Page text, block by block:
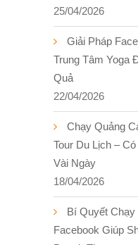
25/04/2026
Giải Pháp
Trung Tâm Yoga
Quả
22/04/2026
Chạy Quảng
Tour Du Lịch –
Vài Ngày
18/04/2026
Bí Quyết Chạy
Facebook Giúp